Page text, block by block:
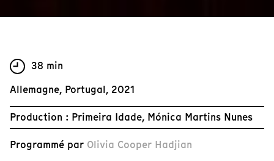
38 min
Allemagne, Portugal, 2021
Production : Primeira Idade, Mónica Martins Nunes
Programmé par Olivia Cooper Hadjian